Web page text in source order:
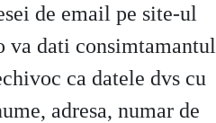
de email pe site-ul
va dati consimtamantul
ca datele dvs cu
adresa, numar de